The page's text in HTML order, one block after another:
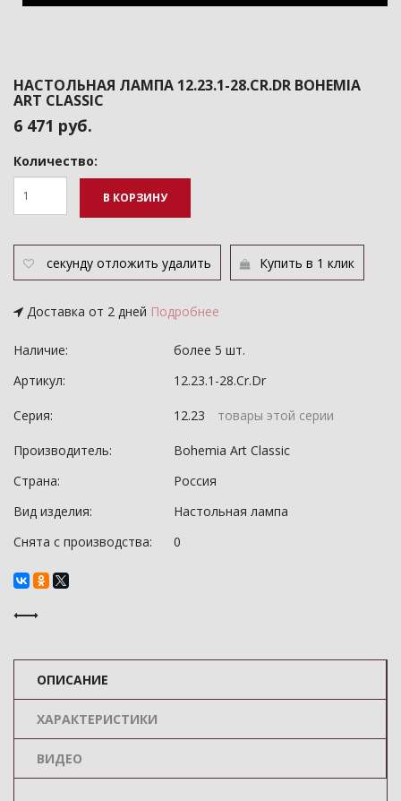
НАСТОЛЬНАЯ ЛАМПА 12.23.1-28.CR.DR BOHEMIA
ART CLASSIC
6 471 руб.
Количество:
В КОРЗИНУ
секунду отложить удалить Купить в 1 клик
Доставка от 2 дней Подробнее
Наличие:
более 5 шт.
Артикул:
12.23.1-28.Cr.Dr
Серия: 12.23 товары этой серии
Производитель:
Bohemia Art Classic
Страна:
Россия
Вид изделия:
Настольная лампа
Снята с производства:
0
ОПИСАНИЕ
ХАРАКТЕРИСТИКИ
ВИДЕО